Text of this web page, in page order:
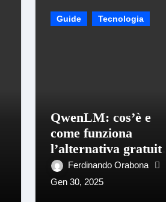
Guide Tecnologia
QwenLM: cos’è e
come funziona
l’alternativa
DeepSeek
Ferdinando Orabona
Gen 30, 2025